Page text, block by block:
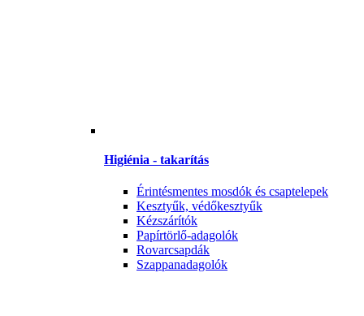
Higiénia - takarítás
Érintésmentes mosdók és csaptelepek
Kesztyűk, védőkesztyűk
Kézszárítók
Papírtörlő-adagolók
Rovarcsapdák
Szappanadagolók